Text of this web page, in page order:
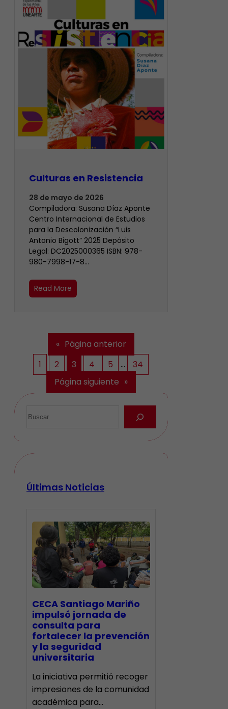
Culturas en Resistencia
28 de mayo de 2026
Compiladora: Susana Díaz Aponte
Centro Internacional de Estudios
para la Descolonización “Luis
Antonio Bigott” 2025 Depósito
Legal: DC2025000365 ISBN: 978-
980-7998-17-8…
Read More
« Página anterior
1
2 3 4 5 …
34
Página siguiente »
Últimas Noticias
CECA Santiago Mariño
impulsó jornada de
consulta para
fortalecer la prevención
y la seguridad
universitaria
La iniciativa permitió recoger
impresiones de la comunidad
académica para…